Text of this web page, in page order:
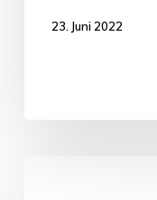
23. Juni 2022